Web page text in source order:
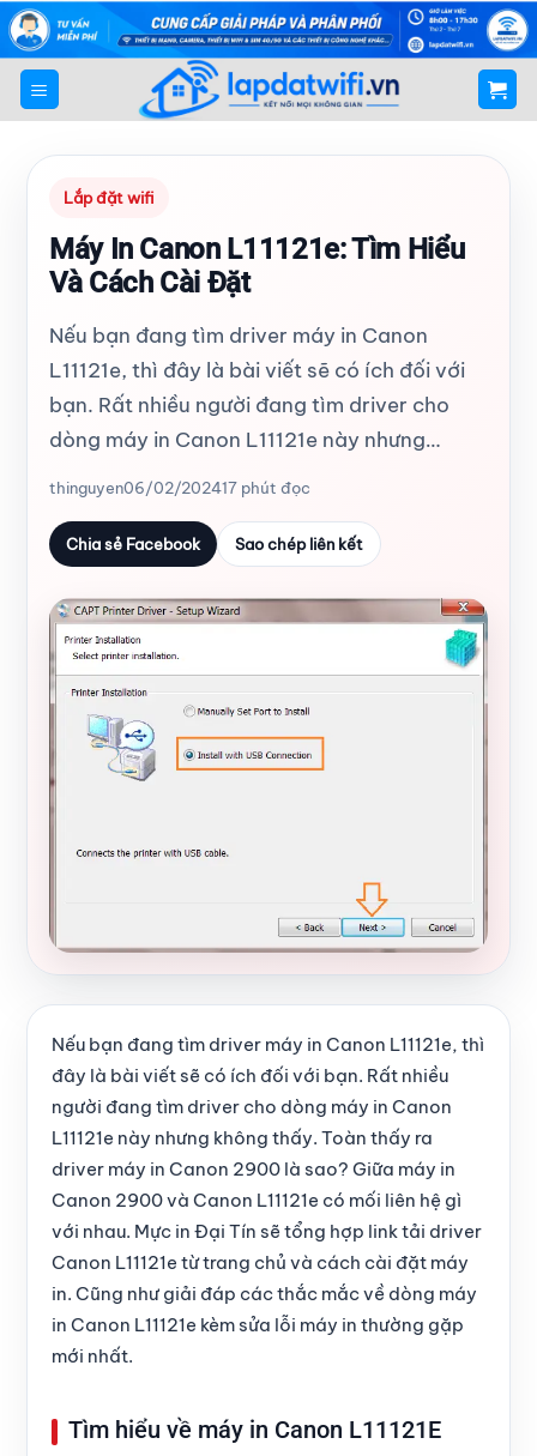
Bỏ
qua
nội
dung
Lắp đặt wifi
Máy In Canon L11121e: Tìm Hiểu
Và Cách Cài Đặt
Nếu bạn đang tìm driver máy in Canon
L11121e, thì đây là bài viết sẽ có ích đối với
bạn. Rất nhiều người đang tìm driver cho
dòng máy in Canon L11121e này nhưng…
thinguyen06/02/202417 phút đọc
Chia sẻ Facebook Sao chép liên kết
Nếu bạn đang tìm driver máy in Canon L11121e, thì
đây là bài viết sẽ có ích đối với bạn. Rất nhiều
người đang tìm driver cho dòng máy in Canon
L11121e này nhưng không thấy. Toàn thấy ra
driver máy in Canon 2900 là sao? Giữa máy in
Canon 2900 và Canon L11121e có mối liên hệ gì
với nhau. Mực in Đại Tín sẽ tổng hợp link tải driver
Canon L11121e từ trang chủ và cách cài đặt máy
in. Cũng như giải đáp các thắc mắc về dòng máy
in Canon L11121e kèm sửa lỗi máy in thường gặp
mới nhất.
Tìm hiểu về máy in Canon L11121E